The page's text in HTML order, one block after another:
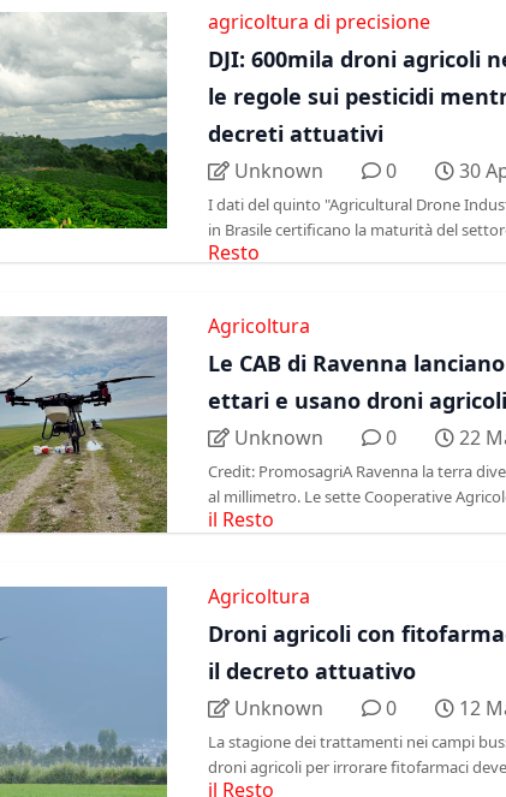
agricoltura di precisione
DJI: 600mila droni agricoli
le regole sui pesticidi
decreti attuativi
Unknown 0 30
I dati del quinto "Agricultural Drone
in Brasile certificano la maturità del
Resto
Agricoltura
Le CAB di Ravenna
ettari e usano droni
Unknown 0 22
Credit: PromosagriA Ravenna la terra
al millimetro. Le sette Cooperative
il Resto
Agricoltura
Droni agricoli con
il decreto attuativo
Unknown 0 12
La stagione dei trattamenti nei campi
droni agricoli per irrorare fitofarmaci
il Resto